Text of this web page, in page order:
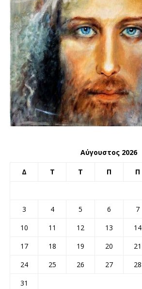
Αύγουστος 2026
Δ Τ Τ Π Π
3
4 5 6 7
10
11 12 13 14
17
18 19 20 21
24
25 26 27 28
31